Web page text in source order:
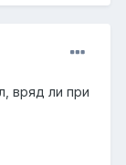
вряд ли при